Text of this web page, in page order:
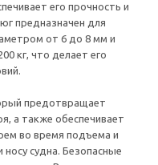
его прочность и
предназначен для
от 6 до 8 мм и
кг, что делает его
предотвращает
а также обеспечивает
во время подъема и
судна. Безопасные